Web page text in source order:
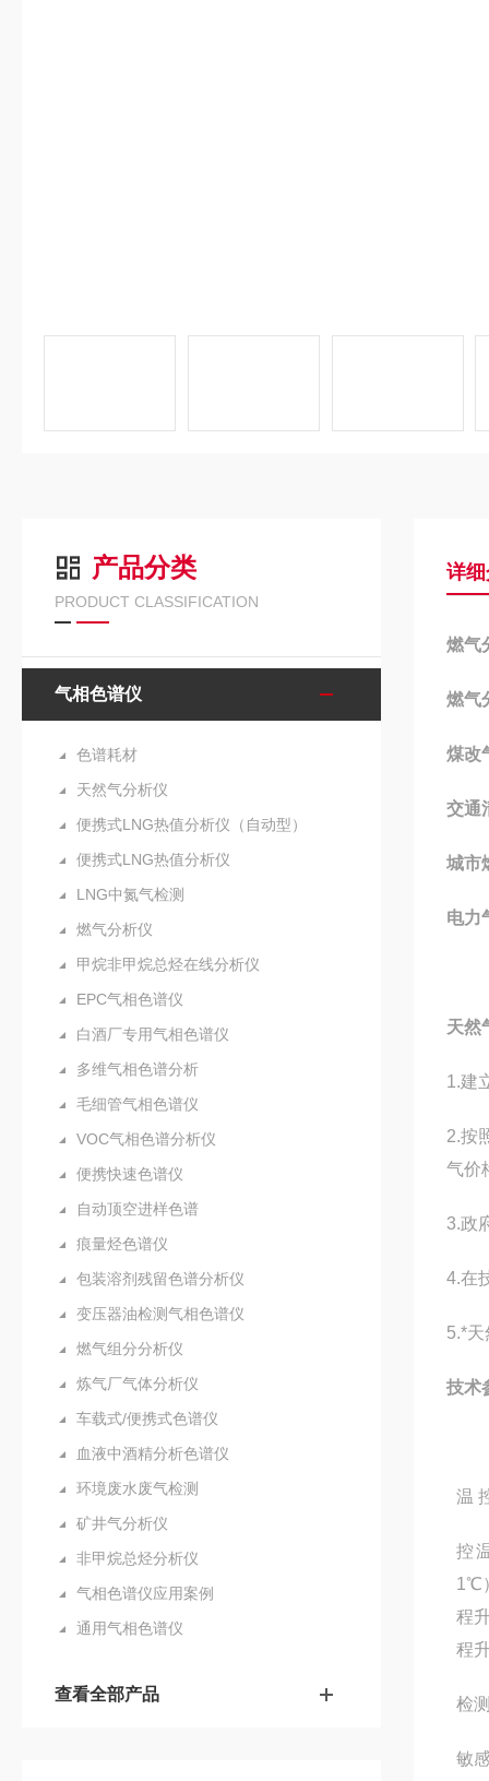
产品分类
PRODUCT CLASSIFICATION
气相色谱仪
色谱耗材
天然气分析仪
便携式LNG热值分析仪（自动型）
便携式LNG热值分析仪
LNG中氮气检测
燃气分析仪
甲烷非甲烷总烃在线分析仪
EPC气相色谱仪
白酒厂专用气相色谱仪
多维气相色谱分析
毛细管气相色谱仪
VOC气相色谱分析仪
便携快速色谱仪
自动顶空进样色谱
痕量烃色谱仪
包装溶剂残留色谱分析仪
变压器油检测气相色谱仪
燃气组分分析仪
炼气厂气体分析仪
车载式/便携式色谱仪
血液中酒精分析色谱仪
环境废水废气检测
矿井气分析仪
非甲烷总烃分析仪
气相色谱仪应用案例
通用气相色谱仪
查看全部产品
详
燃气
燃气
煤改
交通
城市
电力
天然
1.建
2.按
气价
3.政
4.在
5.*
技术
温
控
1℃
程
程
检
敏